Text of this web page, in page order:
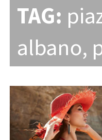
TAG:
albano,